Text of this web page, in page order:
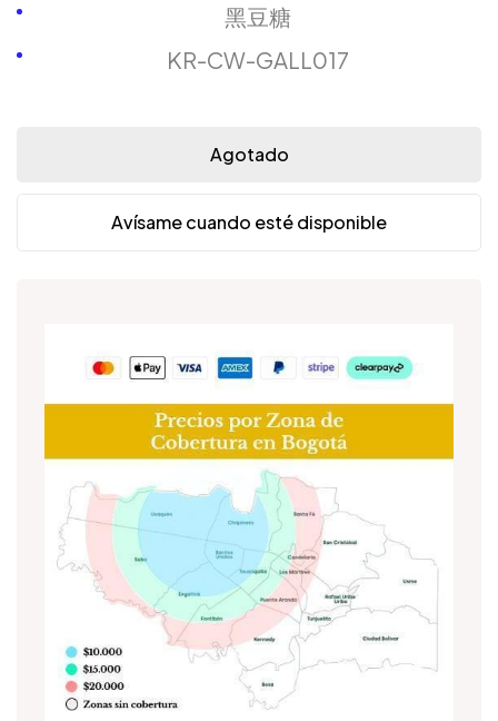
黑豆糖
KR-CW-GALL017
Agotado
Avísame cuando esté disponible